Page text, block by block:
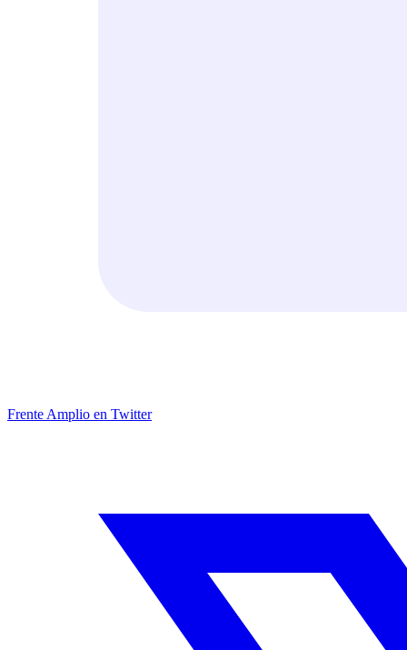
Frente Amplio en Twitter